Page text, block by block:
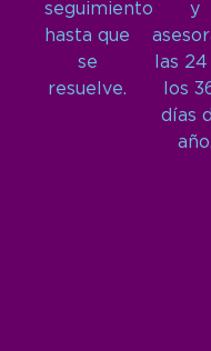
seguimiento
hasta que
se
resuelve.
y
las 24
los
días
año.